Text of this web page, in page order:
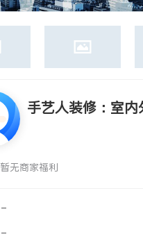
手艺人装修：室
暂无商家福利
-
-